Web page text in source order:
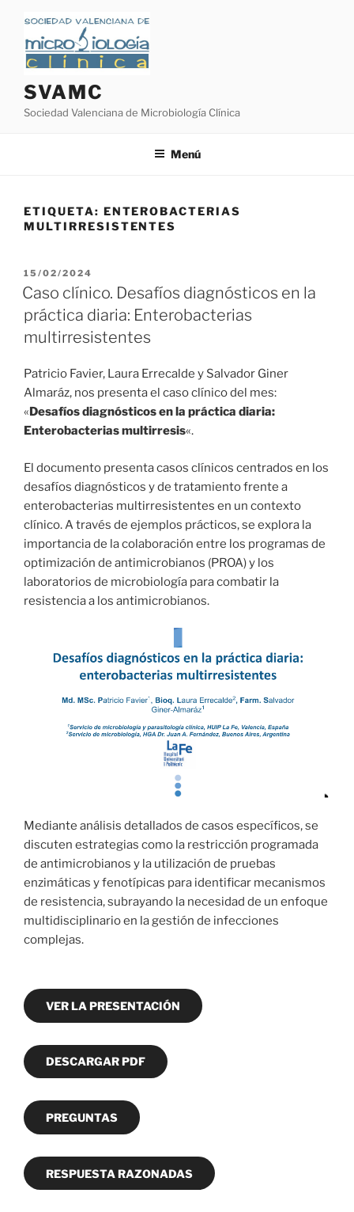
contenido
SVAMC
Sociedad Valenciana de Microbiología Clínica
Menú
ETIQUETA: ENTEROBACTERIAS
MULTIRRESISTENTES
PUBLICADO
EL
15/02/2024
Caso clínico. Desafíos diagnósticos en la
práctica diaria: Enterobacterias
multirresistentes
Patricio Favier, Laura Errecalde y Salvador Giner
Almaráz, nos presenta el caso clínico del mes:
«Desafíos diagnósticos en la práctica diaria:
Enterobacterias multirresis«.
El documento presenta casos clínicos centrados en los
desafíos diagnósticos y de tratamiento frente a
enterobacterias multirresistentes en un contexto
clínico. A través de ejemplos prácticos, se explora la
importancia de la colaboración entre los programas de
optimización de antimicrobianos (PROA) y los
laboratorios de microbiología para combatir la
resistencia a los antimicrobianos.
Mediante análisis detallados de casos específicos, se
discuten estrategias como la restricción programada
de antimicrobianos y la utilización de pruebas
enzimáticas y fenotípicas para identificar mecanismos
de resistencia, subrayando la necesidad de un enfoque
multidisciplinario en la gestión de infecciones
complejas.
VER LA PRESENTACIÓN
DESCARGAR PDF
PREGUNTAS
RESPUESTA RAZONADAS